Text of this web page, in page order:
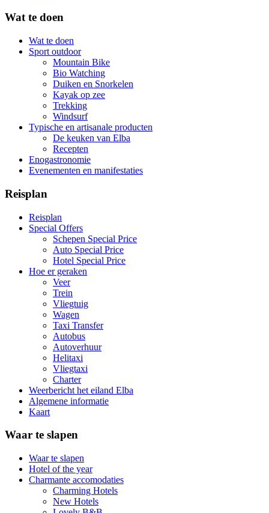
Wat te doen
Wat te doen
Sport outdoor
Mountain Bike
Bio Watching
Duiken en Snorkelen
Kayak op zee
Trekking
Windsurf
Typische en artisanale producten
De keuken van Elba
Recepten
Enogastronomie
Evenementen en manifestaties
Reisplan
Reisplan
Special Offers
Schepen Special Price
Auto Special Price
Hotel Special Price
Hoe er geraken
Veer
Trein
Vliegtuig
Wagen
Taxi Transfer
Autobus
Autoverhuur
Helitaxi
Vliegtaxi
Charter
Weerbericht het eiland Elba
Algemene informatie
Kaart
Waar te slapen
Waar te slapen
Hotel of the year
Charmante accomodaties
Charming Hotels
New Hotels